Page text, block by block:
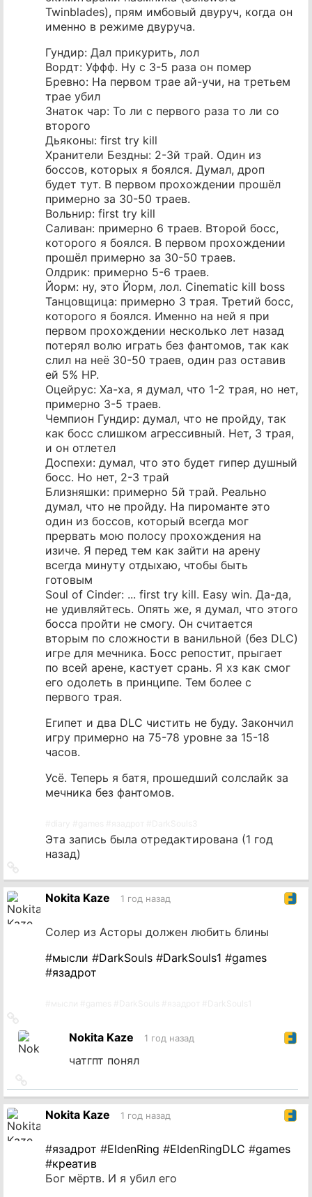
Twinblades), прям имбовый двуруч, когда он
именно в режиме двуруча.
Гундир: Дал прикурить, лол
Вордт: Уффф. Ну с 3-5 раза он помер
Бревно: На первом трае ай-учи, на третьем
трае убил
Знаток чар: То ли с первого раза то ли со
второго
Дьяконы: first try kill
Хранители Бездны: 2-3й трай. Один из
боссов, которых я боялся. Думал, дроп
будет тут. В первом прохождении прошёл
примерно за 30-50 траев.
Вольнир: first try kill
Саливан: примерно 6 траев. Второй босс,
которого я боялся. В первом прохождении
прошёл примерно за 30-50 траев.
Олдрик: примерно 5-6 траев.
Йорм: ну, это Йорм, лол. Cinematic kill boss
Танцовщица: примерно 3 трая. Третий босс,
которого я боялся. Именно на ней я при
первом прохождении несколько лет назад
потерял волю играть без фантомов, так как
слил на неё 30-50 траев, один раз оставив
ей 5% HP.
Оцейрус: Ха-ха, я думал, что 1-2 трая, но нет,
примерно 3-5 траев.
Чемпион Гундир: думал, что не пройду, так
как босс слишком агрессивный. Нет, 3 трая,
и он отлетел
Доспехи: думал, что это будет гипер душный
босс. Но нет, 2-3 трай
Близняшки: примерно 5й трай. Реально
думал, что не пройду. На пироманте это
один из боссов, который всегда мог
прервать мою полосу прохождения на
изиче. Я перед тем как зайти на арену
всегда минуту отдыхаю, чтобы быть
готовым
Soul of Cinder: ... first try kill. Easy win. Да-да,
не удивляйтесь. Опять же, я думал, что этого
босса пройти не смогу. Он считается
вторым по сложности в ванильной (без DLC)
игре для мечника. Босс репостит, прыгает
по всей арене, кастует срань. Я хз как смог
его одолеть в принципе. Тем более с
первого трая.
Египет и два DLC чистить не буду. Закончил
игру примерно на 75-78 уровне за 15-18
часов.
Усё. Теперь я батя, прошедший солслайк за
мечника без фантомов.
Эта запись была отредактирована (1 год
назад)
на
источникNokita Kaze 1 год назад
Солер из Асторы должен любить блины
#мысли #DarkSouls #DarkSouls1 #games
#язадрот
на
источник
Nokita Kaze 1 год назад
чатгпт понял
на
источник
Nokita Kaze 1 год назад
#язадрот #EldenRing #EldenRingDLC #games
#креатив
Бог мёртв. И я убил его